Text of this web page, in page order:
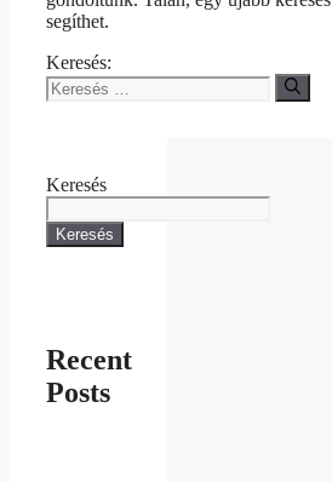
segíthet.
Keresés:
Keresés
Keresés
Recent
Posts